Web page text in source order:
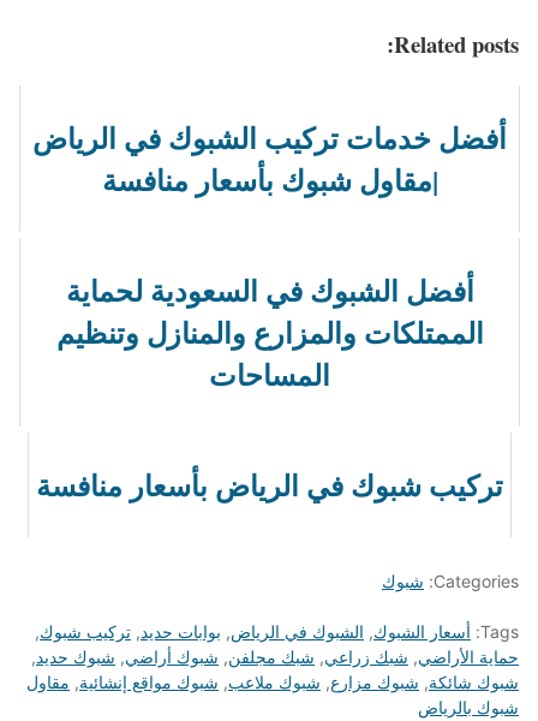
Related posts:
أفضل خدمات تركيب الشبوك في الرياض
|مقاول شبوك بأسعار منافسة
أفضل الشبوك في السعودية لحماية
الممتلكات والمزارع والمنازل وتنظيم
المساحات
تركيب شبوك في الرياض بأسعار منافسة
Categories: شبوك
Tags: أسعار الشبوك, الشبوك في الرياض, بوابات حديد, تركيب شبوك,
حماية الأراضي, شبك زراعي, شبك مجلفن, شبوك أراضي, شبوك حديد,
شبوك شائكة, شبوك مزارع, شبوك ملاعب, شبوك مواقع إنشائية, مقاول
شبوك بالرياض